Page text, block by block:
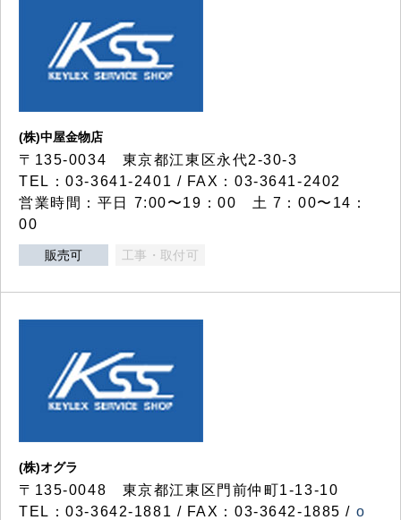
(株)中屋金物店
〒135-0034 東京都江東区永代2-30-3
TEL：03-3641-2401 / FAX：03-3641-2402
営業時間：平日 7:00〜19：00 土 7：00〜14：
00
販売可 工事・取付可
(株)オグラ
〒135-0048 東京都江東区門前仲町1-13-10
TEL：03-3642-1881 / FAX：03-3642-1885 / o